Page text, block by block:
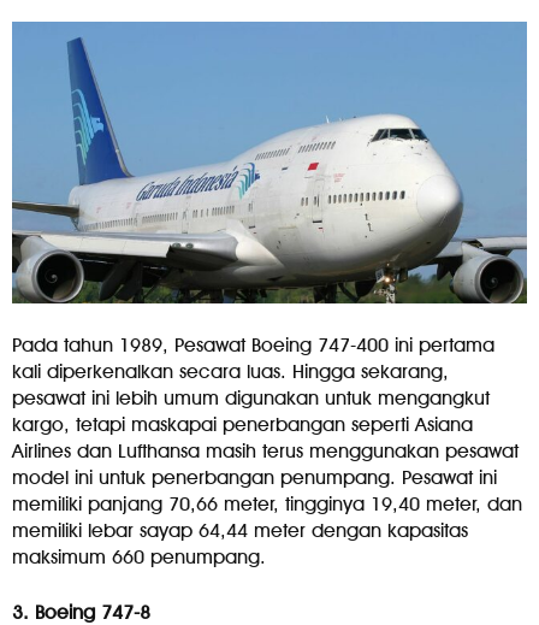
Pada tahun 1989, Pesawat Boeing 747-400 ini pertama
kali diperkenalkan secara luas. Hingga sekarang,
pesawat ini lebih umum digunakan untuk mengangkut
kargo, tetapi maskapai penerbangan seperti Asiana
Airlines dan Lufthansa masih terus menggunakan pesawat
model ini untuk penerbangan penumpang. Pesawat ini
memiliki panjang 70,66 meter, tingginya 19,40 meter, dan
memiliki lebar sayap 64,44 meter dengan kapasitas
maksimum 660 penumpang.
3. Boeing 747-8